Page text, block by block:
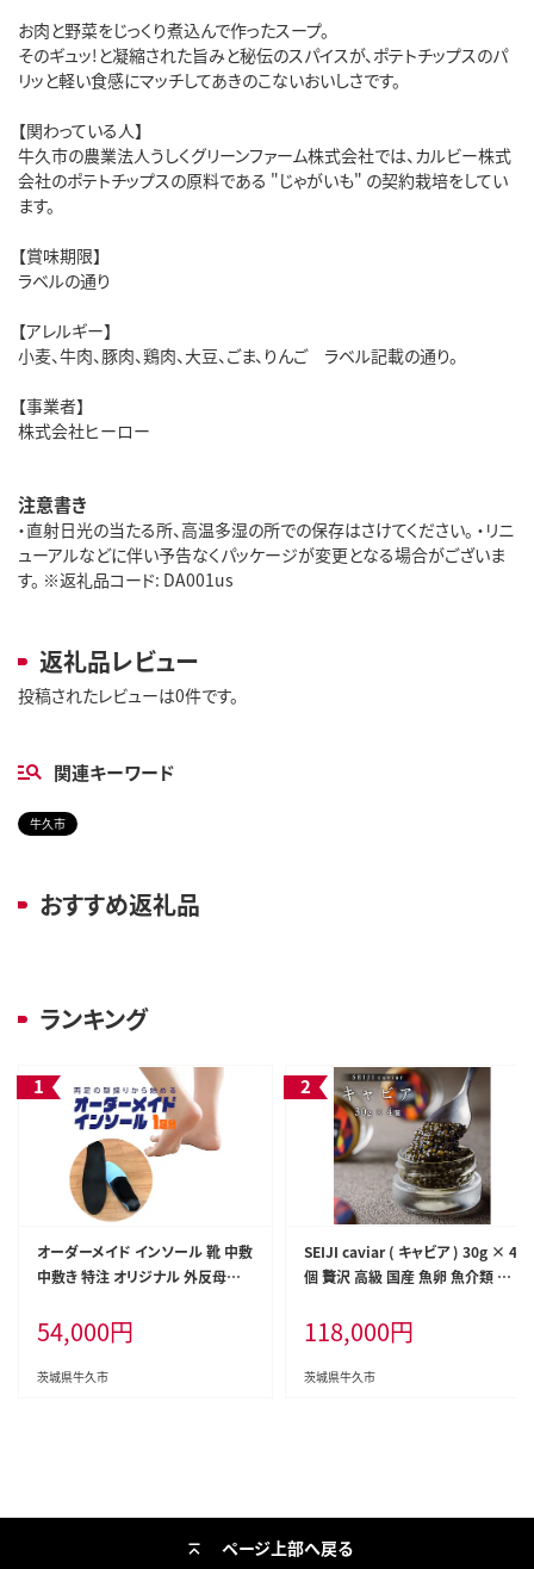
お肉と野菜をじっくり煮込んで作ったスープ。
そのギュッ!と凝縮された旨みと秘伝のスパイスが、ポテトチップスのパ
リッと軽い食感にマッチしてあきのこないおいしさです。
【関わっている人】
牛久市の農業法人うしくグリーンファーム株式会社では、カルビー株式
会社のポテトチップスの原料である "じゃがいも" の契約栽培をしてい
ます。
【賞味期限】
ラベルの通り
【アレルギー】
小麦、牛肉、豚肉、鶏肉、大豆、ごま、りんご ラベル記載の通り。
【事業者】
株式会社ヒーロー
注意書き
・直射日光の当たる所、高温多湿の所での保存はさけてください。 ・リニ
ューアルなどに伴い予告なくパッケージが変更となる場合がございま
す。 ※返礼品コード: DA001us
返礼品レビュー
投稿されたレビューは0件です。
関連キーワード
牛久市
おすすめ返礼品
ランキング
オーダーメイド インソール 靴 中敷
中敷き 特注 オリジナル 外反母趾
54,000円
茨城県牛久市
SEIJI caviar ( キャビア ) 30g × 4
個 贅沢 高級 国産 魚卵 魚介類 世
贈り物 記念日 冷凍
118,000円
茨城県牛久市
ページ上部へ戻る